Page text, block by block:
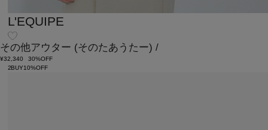
L'EQUIPE
その他アウター (そのたあうたー) /
¥32,340
30%OFF
2BUY10%OFF